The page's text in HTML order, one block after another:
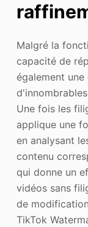
Malgré la
capacité de
également
Une fois les
applique une
en analysant
contenu
qui donne un
vidéos sans
de
TikTok